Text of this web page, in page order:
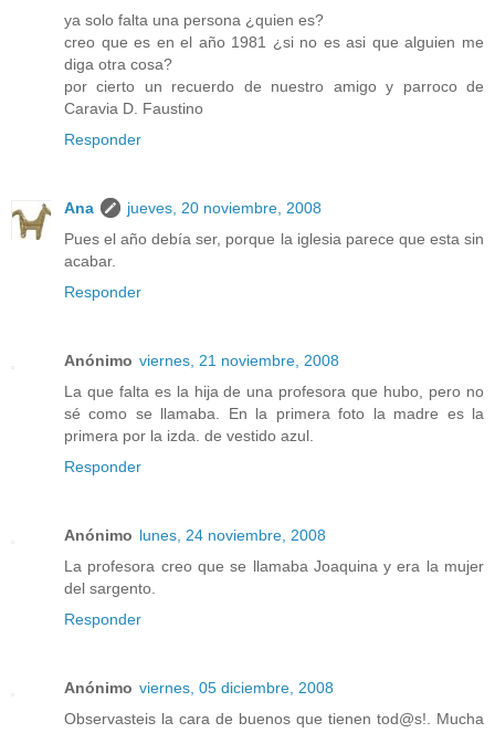
ya solo falta una persona ¿quien es?
creo que es en el año 1981 ¿si no es asi que alguien me
diga otra cosa?
por cierto un recuerdo de nuestro amigo y parroco de
Caravia D. Faustino
Responder
Ana
jueves, 20 noviembre, 2008
Pues el año debía ser, porque la iglesia parece que esta sin
acabar.
Responder
Anónimo viernes, 21 noviembre, 2008
La que falta es la hija de una profesora que hubo, pero no
sé como se llamaba. En la primera foto la madre es la
primera por la izda. de vestido azul.
Responder
Anónimo lunes, 24 noviembre, 2008
La profesora creo que se llamaba Joaquina y era la mujer
del sargento.
Responder
Anónimo viernes, 05 diciembre, 2008
Observasteis la cara de buenos que tienen tod@s!. Mucha